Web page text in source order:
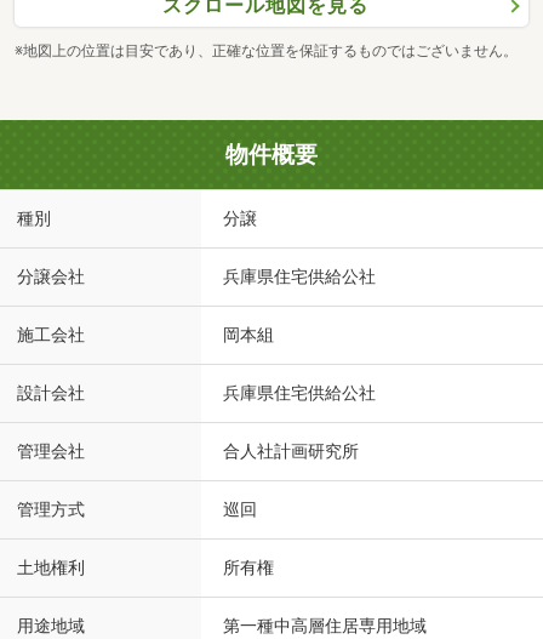
スクロール地図を見る
※地図上の位置は目安であり、正確な位置を保証するものではございません。
物件概要
種別 分譲
分譲会社 兵庫県住宅供給公社
施工会社 岡本組
設計会社 兵庫県住宅供給公社
管理会社 合人社計画研究所
管理方式 巡回
土地権利 所有権
用途地域 第一種中高層住居専用地域